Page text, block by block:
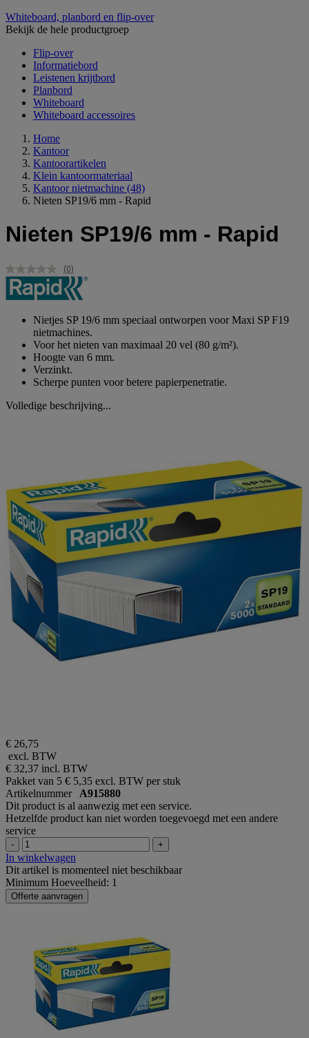
Whiteboard, planbord en flip-over
Bekijk de hele productgroep
Flip-over
Informatiebord
Leistenen krijtbord
Planbord
Whiteboard
Whiteboard accessoires
Home
Kantoor
Kantoorartikelen
Klein kantoormateriaal
Kantoor nietmachine (48)
Nieten SP19/6 mm - Rapid
Nieten SP19/6 mm - Rapid
Geen
scorewaarde.
Dezelfde
(0)
Nietjes SP 19/6 mm speciaal ontworpen voor Maxi SP F19
nietmachines.
Voor het nieten van maximaal 20 vel (80 g/m²).
Hoogte van 6 mm.
Verzinkt.
Scherpe punten voor betere papierpenetratie.
Volledige beschrijving...
€ 26,75
excl. BTW
€ 32,37 incl. BTW
Pakket van 5 € 5,35 excl. BTW per stuk
Artikelnummer A915880
Dit product is al aanwezig met een service.
Hetzelfde product kan niet worden toegevoegd met een andere
service
- +
In winkelwagen
Dit artikel is momenteel niet beschikbaar
Minimum Hoeveelheid: 1
Offerte aanvragen